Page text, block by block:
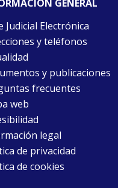
GENERAL
Judicial Electrónica
y teléfonos
y publicaciones
frecuentes
web
legal
de privacidad
de cookies